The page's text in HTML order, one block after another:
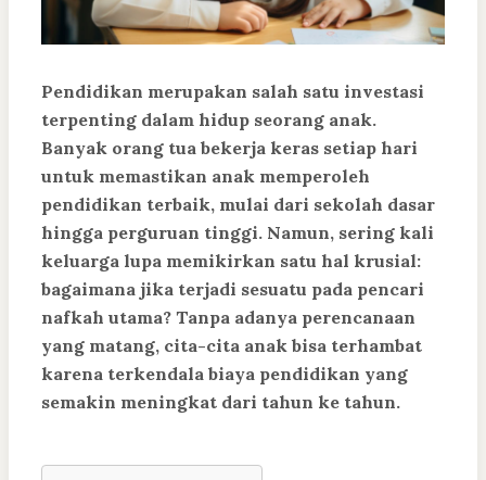
Pendidikan merupakan salah satu investasi
terpenting dalam hidup seorang anak.
Banyak orang tua bekerja keras setiap hari
untuk memastikan anak memperoleh
pendidikan terbaik, mulai dari sekolah dasar
hingga perguruan tinggi. Namun, sering kali
keluarga lupa memikirkan satu hal krusial:
bagaimana jika terjadi sesuatu pada pencari
nafkah utama? Tanpa adanya perencanaan
yang matang, cita-cita anak bisa terhambat
karena terkendala biaya pendidikan yang
semakin meningkat dari tahun ke tahun.